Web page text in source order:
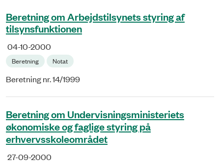
Beretning om Arbejdstilsynets styring af
tilsynsfunktionen
04-10-2000
Beretning Notat
Beretning nr. 14/1999
Beretning om Undervisningsministeriets
økonomiske og faglige styring på
erhvervsskoleområdet
27-09-2000